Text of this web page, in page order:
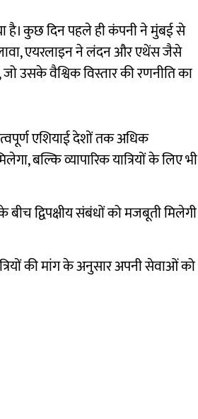
है। कुछ दिन पहले ही कंपनी ने मुंबई से
एयरलाइन ने लंदन और एथेंस जैसे
उसके वैश्विक विस्तार की रणनीति का
एशियाई देशों तक अधिक
बल्कि व्यापारिक यात्रियों के लिए भी
द्विपक्षीय संबंधों को मजबूती मिलेगी
की मांग के अनुसार अपनी सेवाओं को